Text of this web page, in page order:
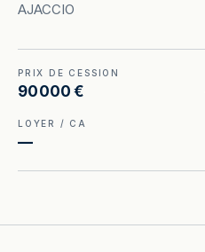
AJACCIO
PRIX DE CESSION
90 000 €
LOYER / CA
—